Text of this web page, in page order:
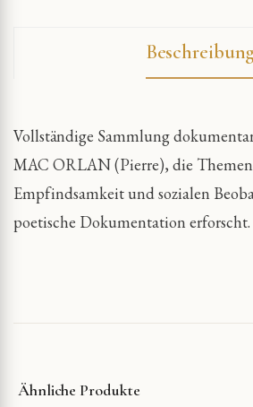
Beschreibung
Vollständige Sammlung
MAC ORLAN (Pierre), die
Empfindsamkeit und sozialen
poetische Dokumentation erforscht.
Ähnliche Produkte